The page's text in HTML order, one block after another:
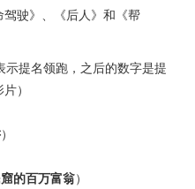
驶》、《后人》和《帮
提名领跑，之后的数字是提
）
）
的百万富翁）